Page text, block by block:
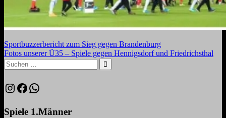
Beitragsnavigation
Vorheriger
Beitrag:
Sportbuzzerbericht zum Sieg gegen Brandenburg
Nächster
Beitrag:
Fotos unserer Ü35 – Spiele gegen Hennigsdorf und Friedrichsthal
Suchen
nach:
Suchen
Instagram
Facebook
WhatsApp
Spiele 1.Männer